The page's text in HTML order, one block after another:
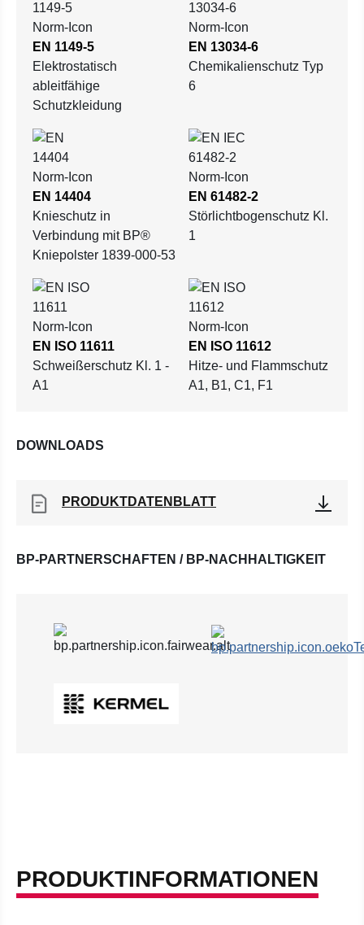
EN 1149-5
Elektrostatisch
ableitfähige
Schutzkleidung
EN 13034-6
Chemikalienschutz Typ
6
EN 14404
Knieschutz in
Verbindung mit BP®
Kniepolster 1839-000-53
EN 61482-2
Störlichtbogenschutz Kl.
1
EN ISO 11611
Schweißerschutz Kl. 1 -
A1
EN ISO 11612
Hitze- und Flammschutz
A1, B1, C1, F1
DOWNLOADS
PRODUKTDATENBLATT
BP-PARTNERSCHAFTEN / BP-NACHHALTIGKEIT
PRODUKTINFORMATIONEN